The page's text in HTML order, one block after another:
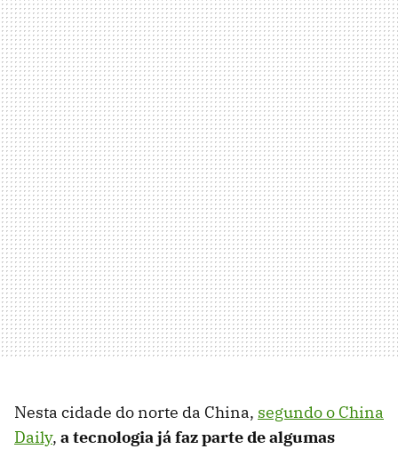
Nesta cidade do norte da China, segundo o China
Daily, a tecnologia já faz parte de algumas